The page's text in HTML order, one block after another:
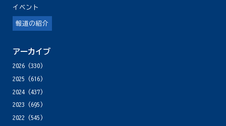
イベント
報道の紹介
アーカイブ
2026(330)
2025 (616)
2024(437)
2023 (695)
2022 (545)